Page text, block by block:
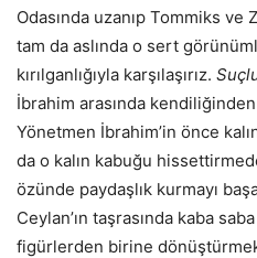
Odasında uzanıp Tommiks
tam da aslında o sert
kırılganlığıyla karşılaşırız.
İbrahim arasında
Yönetmen İbrahim’in önce
da o kalın kabuğu
özünde paydaşlık kurmayı
Ceylan’ın taşrasında kaba
figürlerden birine